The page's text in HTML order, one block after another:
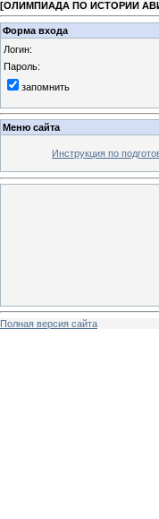
[ОЛИМПИАДА ПО ИСТОРИИ
Форма входа
Логин:
Пароль:
запомнить
Меню сайта
Инструкция по
Полная версия сайта